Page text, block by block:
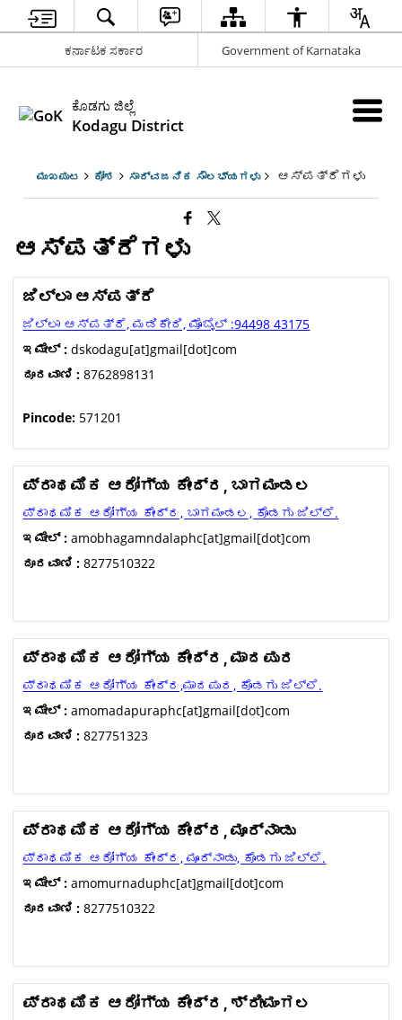
ಕರ್ನಾಟಕ ಸರ್ಕಾರ Government of Karnataka
ಕೊಡಗು ಜಿಲ್ಲೆ
Kodagu District
ಮುಖಪುಟ ಕೋಶ ಸಾರ್ವಜನಿಕ ಸೌಲಭ್ಯಗಳು ಆಸ್ಪತ್ರೆಗಳು
ಆಸ್ಪತ್ರೆಗಳು
ಜಿಲ್ಲಾ ಆಸ್ಪತ್ರೆ
ಜಿಲ್ಲಾ ಆಸ್ಪತ್ರೆ, ಮಡಿಕೇರಿ, ಮೊಬೈಲ್ :94498 43175
ಇಮೇಲ್ : dskodagu[at]gmail[dot]com
ದೂರವಾಣಿ : 8762898131
Pincode: 571201
ಪ್ರಾಥಮಿಕ ಆರೋಗ್ಯ ಕೇಂದ್ರ, ಬಾಗಮಂಡಲ
ಪ್ರಾಥಮಿಕ ಆರೋಗ್ಯ ಕೇಂದ್ರ, ಬಾಗಮಂಡಲ, ಕೊಡಗು ಜಿಲ್ಲೆ.
ಇಮೇಲ್ : amobhagamndalaphc[at]gmail[dot]com
ದೂರವಾಣಿ : 8277510322
ಪ್ರಾಥಮಿಕ ಆರೋಗ್ಯ ಕೇಂದ್ರ, ಮಾದಪುರ
ಪ್ರಾಥಮಿಕ ಆರೋಗ್ಯ ಕೇಂದ್ರ,ಮಾದಪುರ, ಕೊಡಗು ಜಿಲ್ಲೆ.
ಇಮೇಲ್ : amomadapuraphc[at]gmail[dot]com
ದೂರವಾಣಿ : 827751323
ಪ್ರಾಥಮಿಕ ಆರೋಗ್ಯ ಕೇಂದ್ರ, ಮೂರ್ನಾಡು
ಪ್ರಾಥಮಿಕ ಆರೋಗ್ಯ ಕೇಂದ್ರ, ಮೂರ್ನಾಡು, ಕೊಡಗು ಜಿಲ್ಲೆ.
ಇಮೇಲ್ : amomurnaduphc[at]gmail[dot]com
ದೂರವಾಣಿ : 8277510322
ಪ್ರಾಥಮಿಕ ಆರೋಗ್ಯ ಕೇಂದ್ರ, ಶ್ರೀಮಂಗಲ